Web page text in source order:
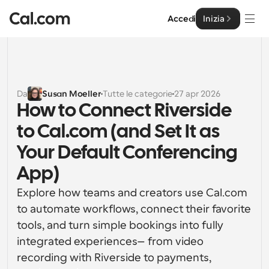
Accedi Inizia
Soluzioni
Per dimensione del team
Per individui
Pianificazione personale semplificata
Per Team
Pianificazione collaborativa per gruppi
Caratteristiche potenti e integrazioni
Per le imprese
Impresa
Sviluppatore
Documentazione per Sviluppatori
Documentazione per la piattaforma Cal.com
API
Risorse
API
Crea le tue integrazioni personalizzate con la nostra
Cal.ai
Prezzo
Da Susan MoellerTutte le categorie 27 apr 2026
How to Connect Riverside
to Cal.com (and Set It as
Your Default Conferencing
App)
Explore how teams and creators use Cal.com
to automate workflows, connect their favorite
tools, and turn simple bookings into fully
integrated experiences—from video
recording with Riverside to payments,